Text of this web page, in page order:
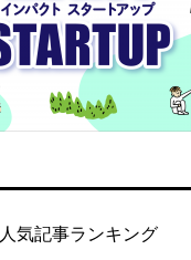
人気記事ランキング